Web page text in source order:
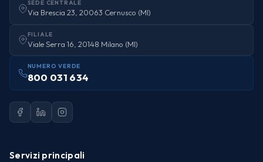
SEDE CENTRALE
Via Brescia 23, 20063 Cernusco (MI)
FILIALE
Viale Serra 16, 20148 Milano (MI)
NUMERO VERDE
800 031 634
Servizi principali